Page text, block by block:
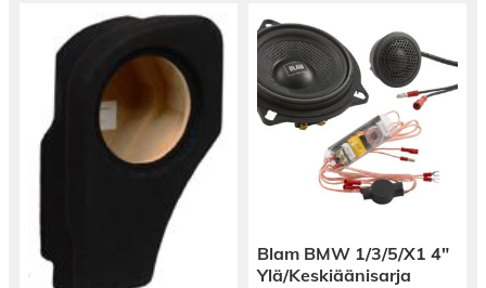
Blam BMW 1/3/5/X1 4″
Ylä/Keskiäänisarja